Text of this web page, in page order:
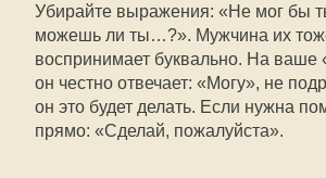
Убирайте выражения: «Не мог бы
можешь ли ты…?». Мужчина их
воспринимает буквально. На
он честно отвечает: «Могу», не
он это будет делать. Если нужна
прямо: «Сделай, пожалуйста».